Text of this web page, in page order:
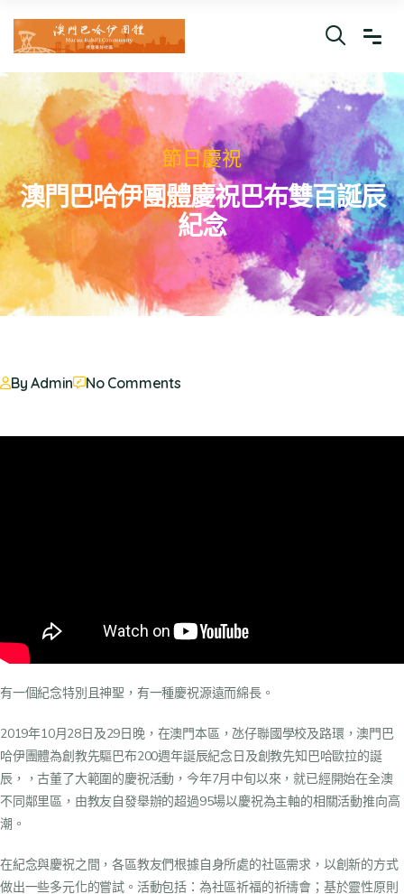
節日慶祝
澳門巴哈伊團體慶祝巴布雙百誕辰
紀念
By Admin No Comments
有一個紀念特別且神聖，有一種慶祝源遠而綿長。
2019年10月28日及29日晚，在澳門本區，氹仔聯國學校及路環，澳門巴
哈伊團體為創教先驅巴布200週年誕辰紀念日及創教先知巴哈歐拉的誕
辰，，古董了大範圍的慶祝活動，今年7月中旬以來，就已經開始在全澳
不同鄰里區，由教友自發舉辦的超過95場以慶祝為主軸的相關活動推向高
潮。
在紀念與慶祝之間，各區教友們根據自身所處的社區需求，以創新的方式
做出一些多元化的嘗試。活動包括：為社區祈福的祈禱會；基於靈性原則